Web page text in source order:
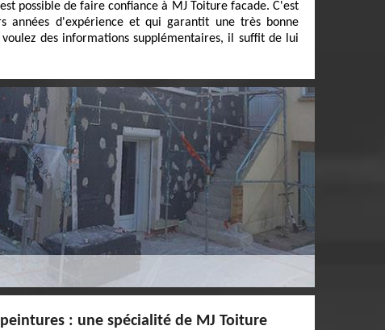
possible de faire confiance à MJ Toiture facade. C'est
années d'expérience et qui garantit une très bonne
des informations supplémentaires, il suffit de lui
: une spécialité de MJ Toiture